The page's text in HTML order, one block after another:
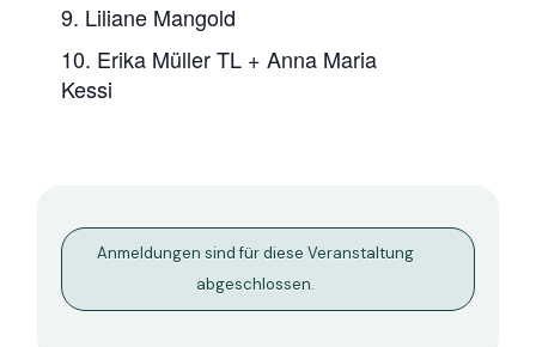
9. Liliane Mangold
10. Erika Müller TL + Anna Maria
Kessi
Anmeldungen sind für diese Veranstaltung
abgeschlossen.